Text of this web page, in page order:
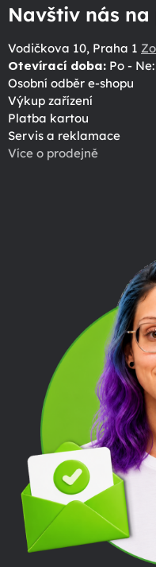
Navštiv nás
Vodičkova 10, Praha 1
Otevírací doba: Po -
Osobní odběr e-shopu
Výkup zařízení
Platba kartou
Servis a reklamace
Více o prodejně